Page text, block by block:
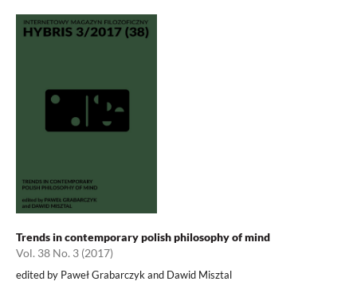
Trends in contemporary polish philosophy of mind
Vol. 38 No. 3 (2017)
edited by Paweł Grabarczyk and Dawid Misztal